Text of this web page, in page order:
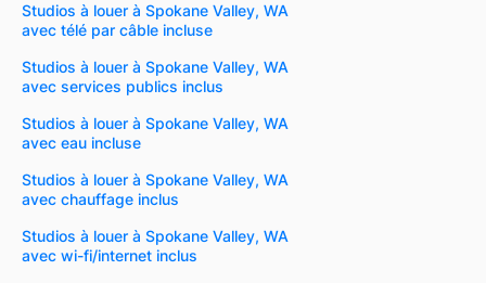
Studios à louer à Spokane Valley, WA
avec télé par câble incluse
Studios à louer à Spokane Valley, WA
avec services publics inclus
Studios à louer à Spokane Valley, WA
avec eau incluse
Studios à louer à Spokane Valley, WA
avec chauffage inclus
Studios à louer à Spokane Valley, WA
avec wi-fi/internet inclus